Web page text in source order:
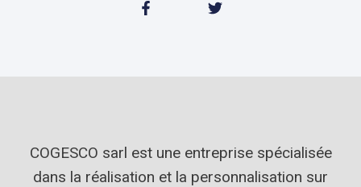
COGESCO sarl est une entreprise spécialisée
dans la réalisation et la personnalisation sur